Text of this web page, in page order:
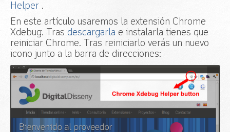
Helper .
En este artículo usaremos la extensión Chrome
Xdebug. Tras descargarla e instalarla tienes que
reiniciar Chrome. Tras reiniciarlo verás un nuevo
icono junto a la barra de direcciones: